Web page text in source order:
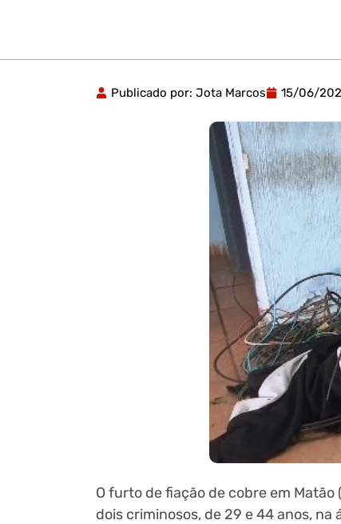
Publicado por: Jota Marcos 15/06/
O furto de fiação de cobre em
dois criminosos, de 29 e 44 anos, na